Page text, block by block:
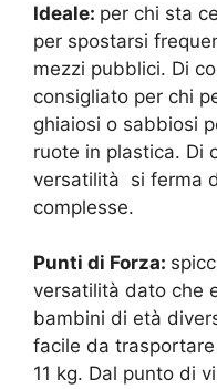
Ideale: per chi sta
per spostarsi
mezzi pubblici. Di
consigliato per chi
ghiaiosi o sabbiosi
ruote in plastica. Di
versatilità si ferma
complesse.
Punti di Forza:
versatilità dato che
bambini di età
facile da
11 kg. Dal punto di